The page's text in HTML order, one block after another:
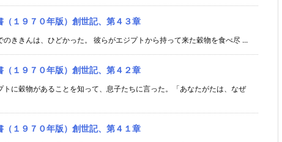
（１９７０年版）創世記、第４３章
のききんは、ひどかった。 彼らがエジプトから持って来た穀物を食べ尽 ...
（１９７０年版）創世記、第４２章
トに穀物があることを知って、息子たちに言った。「あなたがたは、なぜ
（１９７０年版）創世記、第４１章